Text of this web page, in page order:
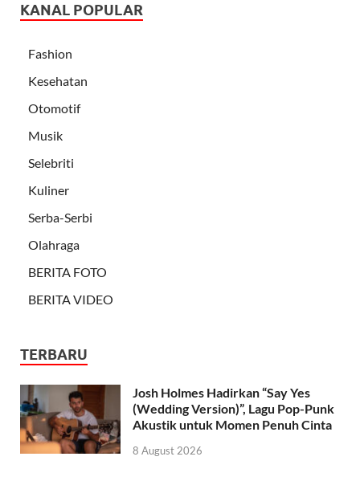
KANAL POPULAR
Fashion
Kesehatan
Otomotif
Musik
Selebriti
Kuliner
Serba-Serbi
Olahraga
BERITA FOTO
BERITA VIDEO
TERBARU
Josh Holmes Hadirkan “Say Yes
(Wedding Version)”, Lagu Pop-Punk
Akustik untuk Momen Penuh Cinta
8 August 2026